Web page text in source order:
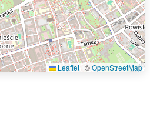
Leaflet | ©OpenStreetMap